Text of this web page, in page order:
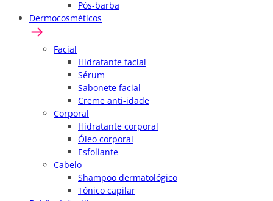
Pós-barba
Dermocosméticos
Facial
Hidratante facial
Sérum
Sabonete facial
Creme anti-idade
Corporal
Hidratante corporal
Óleo corporal
Esfoliante
Cabelo
Shampoo dermatológico
Tônico capilar